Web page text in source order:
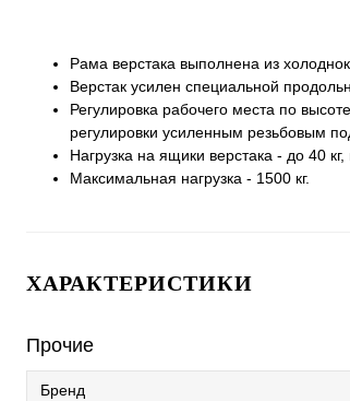
Рама верстака выполнена из
Верстак усилен специальной
Регулировка рабочего места по
регулировки усиленным резьбовым
Нагрузка на ящики верстака - до 40 кг,
Максимальная нагрузка - 1500 кг.
ХАРАКТЕРИСТИКИ
Прочие
Бренд